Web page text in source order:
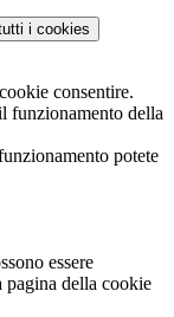
i cookies
consentire.
funzionamento della
potete
essere
pagina della cookie